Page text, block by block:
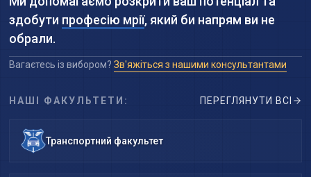
Ми допомагаємо розкрити ваш потенціал та
здобутипрофесію мрії, який би напрям ви не
обрали.
Вагаєтесь із вибором?Зв'яжіться з нашими консультантами
НАШІ ФАКУЛЬТЕТИ: ПЕРЕГЛЯНУТИ ВСІ
Транспортний факультет